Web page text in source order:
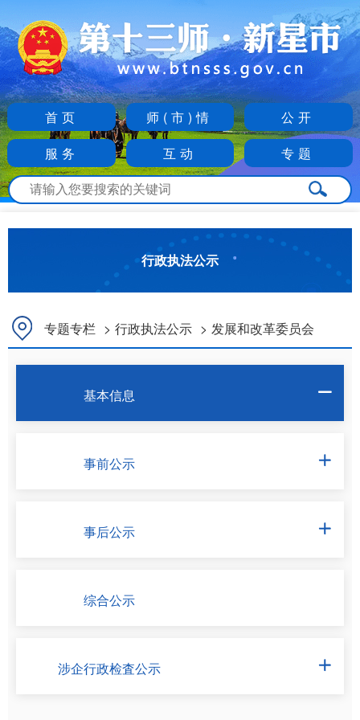
首页 师(市)情
公开
服务
互动 专题
行政执法公示
专题专栏 > 行政执法公示 > 发展和改革委员会
基本信息 
事前公示 
事后公示 
综合公示
涉企行政检査公示 